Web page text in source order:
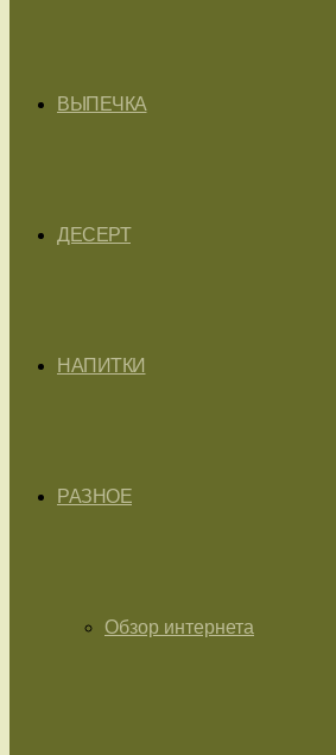
ВЫПЕЧКА
ДЕСЕРТ
НАПИТКИ
РАЗНОЕ
Обзор интернета